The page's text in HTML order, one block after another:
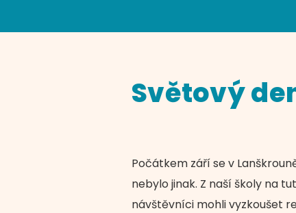
Světový
Počátkem září se v
nebylo jinak. Z naší školy na
návštěvníci mohli vyzkoušet